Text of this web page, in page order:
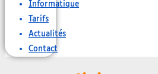
Informatique
Tarifs
Actualités
Contact